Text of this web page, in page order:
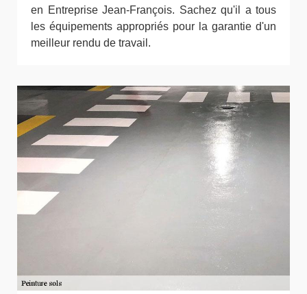
en Entreprise Jean-François. Sachez qu'il a tous
les équipements appropriés pour la garantie d'un
meilleur rendu de travail.